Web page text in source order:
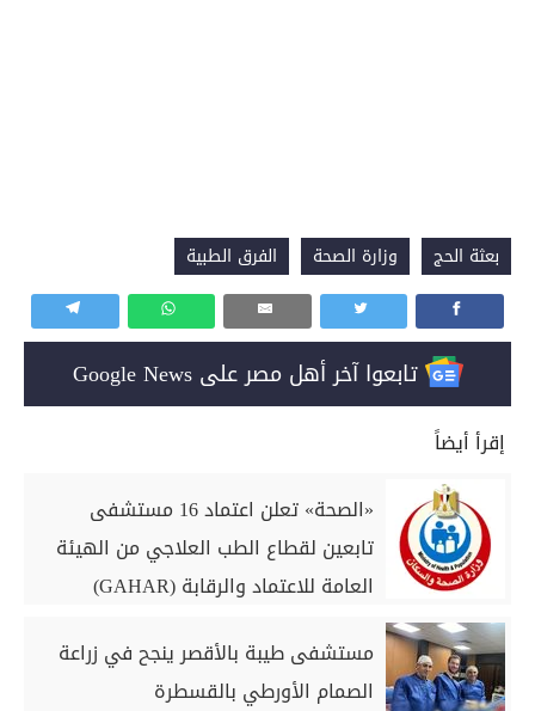
بعثة الحج وزارة الصحة الفرق الطبية
تابعوا آخر أهل مصر على Google News
إقرأ أيضاً
«الصحة» تعلن اعتماد 16 مستشفى
تابعين لقطاع الطب العلاجي من الهيئة
العامة للاعتماد والرقابة (GAHAR)
مستشفى طيبة بالأقصر ينجح في زراعة
الصمام الأورطي بالقسطرة